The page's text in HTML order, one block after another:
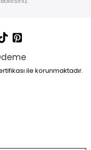
ile korunmaktadır.